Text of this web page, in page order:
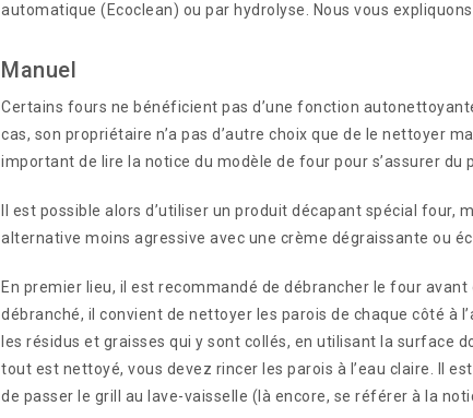
automatique (Ecoclean) ou par hydrolyse. Nous vous
Manuel
Certains fours ne bénéficient pas d’une fonction
cas, son propriétaire n’a pas d’autre choix que de le nettoyer
important de lire la notice du modèle de four pour s’assurer
Il est possible alors d’utiliser un produit décapant spécial four,
alternative moins agressive avec une crème dégraissante ou
En premier lieu, il est recommandé de débrancher le four
débranché, il convient de nettoyer les parois de chaque côté à
les résidus et graisses qui y sont collés, en utilisant la surface
tout est nettoyé, vous devez rincer les parois à l’eau claire. Il
de passer le grill au lave-vaisselle (là encore, se référer à la